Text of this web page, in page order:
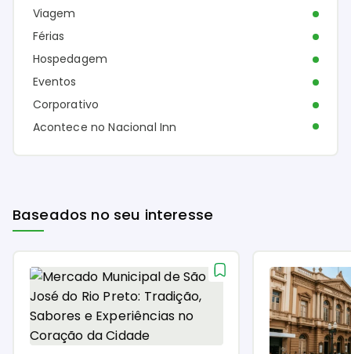
Viagem
Férias
Hospedagem
Eventos
Corporativo
Acontece no Nacional Inn
Baseados no seu interesse